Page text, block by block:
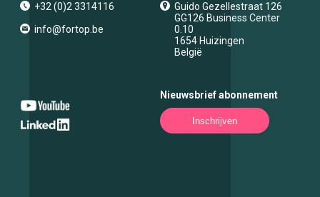
+32 (0)2 3314116
info@fortop.be
Guido Gezellestraat 126
GG126 Business Center
0.10
1654 Huizingen
België
Nieuwsbrief abonnement
Inschrijven